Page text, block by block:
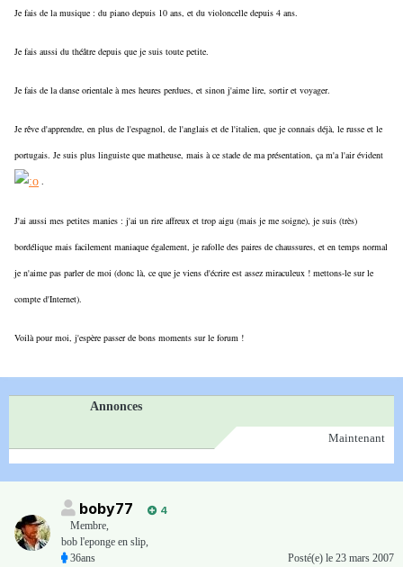
Je fais de la musique : du piano depuis 10 ans, et du violoncelle depuis 4 ans.
Je fais aussi du théâtre depuis que je suis toute petite.
Je fais de la danse orientale à mes heures perdues, et sinon j'aime lire, sortir et voyager.
Je rêve d'apprendre, en plus de l'espagnol, de l'anglais et de l'italien, que je connais déjà, le russe et le
portugais. Je suis plus linguiste que matheuse, mais à ce stade de ma présentation, ça m'a l'air évident
.
J'ai aussi mes petites manies : j'ai un rire affreux et trop aigu (mais je me soigne), je suis (très)
bordélique mais facilement maniaque également, je rafolle des paires de chaussures, et en temps normal
je n'aime pas parler de moi (donc là, ce que je viens d'écrire est assez miraculeux ! mettons-le sur le
compte d'Internet).
Voilà pour moi, j'espère passer de bons moments sur le forum !
Annonces
Maintenant
boby77
4
Membre,
bob l'eponge en slip,
36ans
Posté(e) le 23 mars 2007